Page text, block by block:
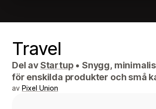
Travel
Del avStartup • Snygg,
för enskilda produkter och små
av Pixel Union